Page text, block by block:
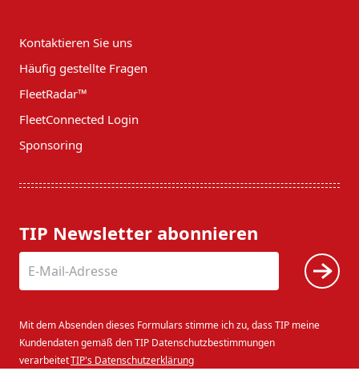
Kontaktieren Sie uns
Häufig gestellte Fragen
FleetRadar™
FleetConnected Login
Sponsoring
TIP Newsletter abonnieren
Mit dem Absenden dieses Formulars stimme ich zu, dass TIP meine
Kundendaten gemäß den TIP Datenschutzbestimmungen
verarbeitetTIP's Datenschutzerklärung